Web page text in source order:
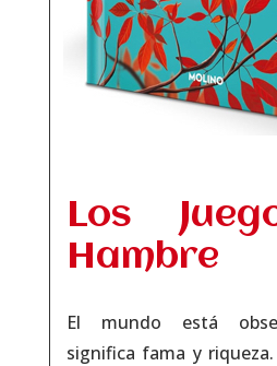
Los
Hambre
El mundo está
significa fama y